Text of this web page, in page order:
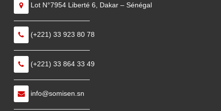
Lot N°7954 Liberté 6, Dakar – Sénégal
———————————
(+221) 33 923 80 78
———————————
(+221) 33 864 33 49
———————————
info@somisen.sn
———————————